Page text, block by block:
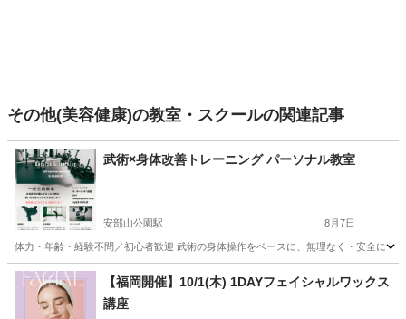
その他(美容健康)の教室・スクールの関連記事
武術×身体改善トレーニング パーソナル教室
安部山公園駅 8月7日
体力・年齢・経験不問／初心者歓迎 武術の身体操作をベースに、無理なく・安全に
福岡 北九州市 安部山公園駅 その他
【福岡開催】10/1(木) 1DAYフェイシャルワックス
講座